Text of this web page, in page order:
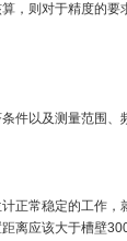
，则对于精度的
件以及测量范围、
正常稳定的工作
离应该大于槽壁